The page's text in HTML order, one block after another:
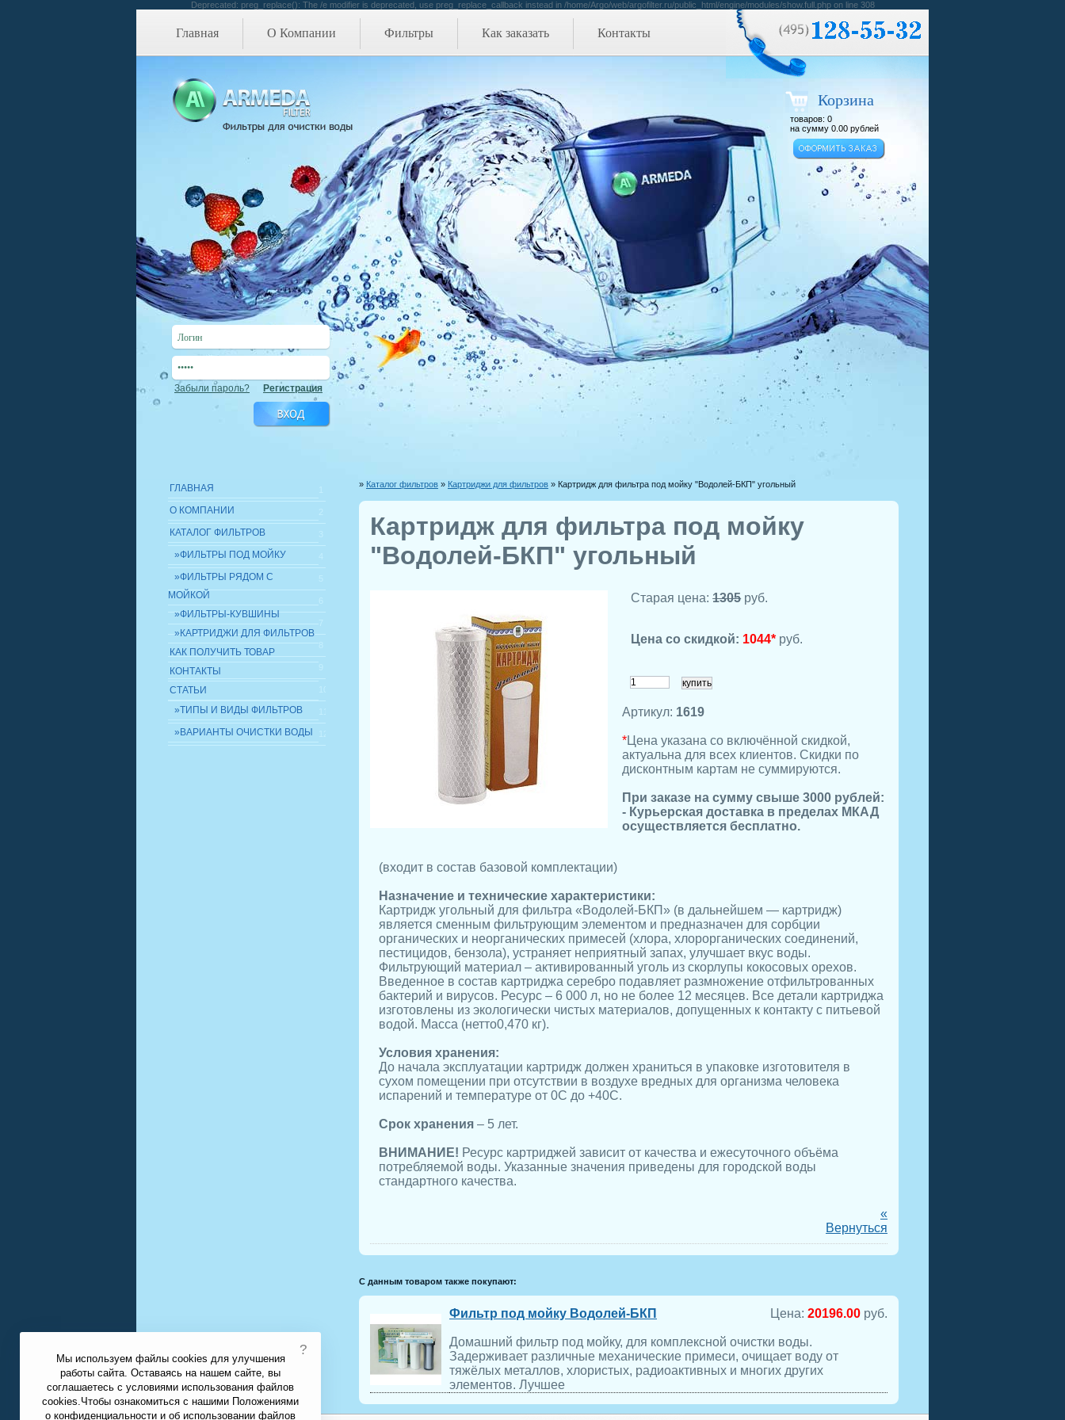
Deprecated: preg_replace(): The /e modifier is deprecated, use preg_replace_callback instead in /home/Argo/web/argofilter.ru/public_html/engine/modules/show.full.php on line 308
Главная О Компании Фильтры Как заказать Контакты
Забыли пароль? Регистрация
ГЛАВНАЯ
О КОМПАНИИ
КАТАЛОГ ФИЛЬТРОВ 3
»ФИЛЬТРЫ ПОД МОЙКУ 4
»ФИЛЬТРЫ РЯДОМ С
МОЙКОЙ
5
»ФИЛЬТРЫ-КУВШИНЫ
»КАРТРИДЖИ ДЛЯ ФИЛЬТРОВ
КАК ПОЛУЧИТЬ ТОВАР
КОНТАКТЫ
СТАТЬИ
»ТИПЫ И ВИДЫ ФИЛЬТРОВ
»ВАРИАНТЫ ОЧИСТКИ ВОДЫ
Корзина
товаров: 0
на сумму 0.00 рублей
» Каталог фильтров » Картриджи для фильтров » Картридж для фильтра под мойку "Водолей-БКП" угольный
Картридж для фильтра под мойку
"Водолей-БКП" угольный
Старая цена:1305руб.
Цена со скидкой: 1044* руб.
Артикул: 1619
*Цена указана со включённой скидкой,
актуальна для всех клиентов. Скидки по
дисконтным картам не суммируются.
При заказе на сумму свыше 3000 рублей:
- Курьерская доставка в пределах МКАД
осуществляется бесплатно.
(входит в состав базовой комплектации)
Назначение и технические характеристики:
Картридж угольный для фильтра «Водолей-БКП» (в дальнейшем — картридж)
является сменным фильтрующим элементом и предназначен для сорбции
органических и неорганических примесей (хлора, хлорорганических соединений,
пестицидов, бензола), устраняет неприятный запах, улучшает вкус воды.
Фильтрующий материал – активированный уголь из скорлупы кокосовых орехов.
Введенное в состав картриджа серебро подавляет размножение отфильтрованных
бактерий и вирусов. Ресурс – 6 000 л, но не более 12 месяцев. Все детали картриджа
изготовлены из экологически чистых материалов, допущенных к контакту с питьевой
водой. Масса (нетто0,470 кг).
Условия хранения:
До начала эксплуатации картридж должен храниться в упаковке изготовителя в
сухом помещении при отсутствии в воздухе вредных для организма человека
испарений и температуре от 0С до +40С.
Срок хранения – 5 лет.
ВНИМАНИЕ! Ресурс картриджей зависит от качества и ежесуточного объёма
потребляемой воды. Указанные значения приведены для городской воды
стандартного качества.
«
Вернуться
С данным товаром также покупают:
Фильтр под мойку Водолей-БКП Цена: 20196.00 руб.
Домашний фильтр под мойку, для комплексной очистки воды.
Задерживает различные механические примеси, очищает воду от
тяжёлых металлов, хлористых, радиоактивных и многих других
элементов. Лучшее
Мы используем файлы cookies для улучшения
работы сайта. Оставаясь на нашем сайте, вы
соглашаетесь с условиями использования файлов
cookies.Чтобы ознакомиться с нашими Положениями
о конфиденциальности и об использовании файлов
?